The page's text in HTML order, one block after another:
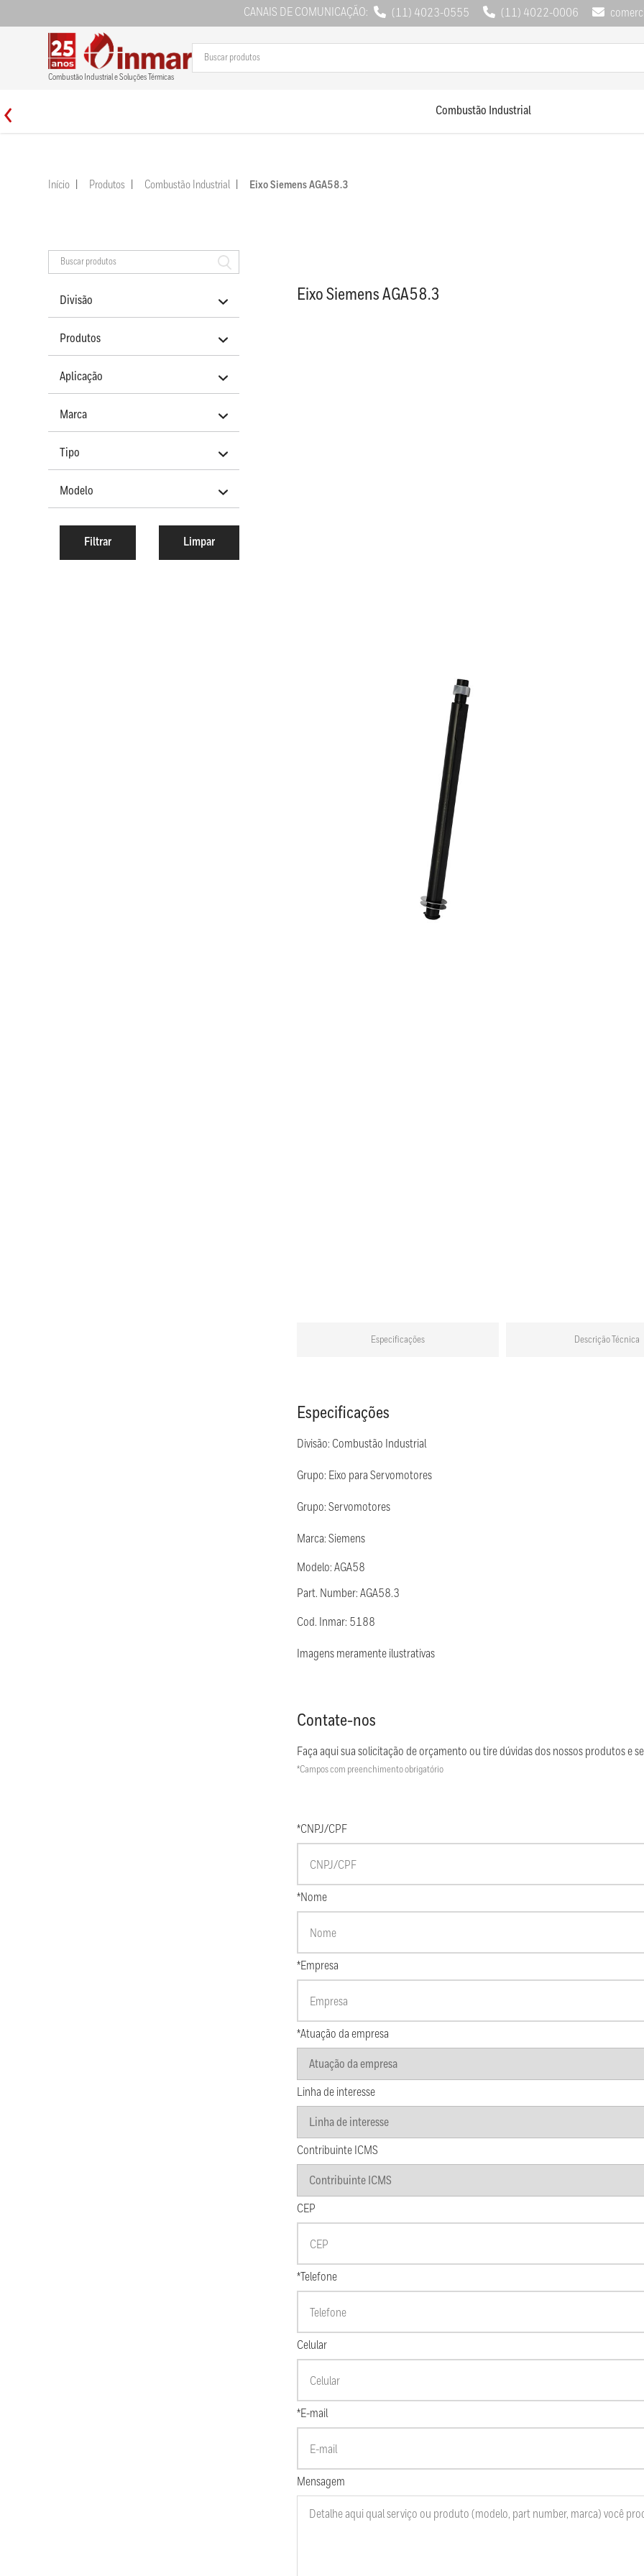
CANAIS DE COMUNICAÇÃO: (11) 4023-0555 (11) 4022-0006
Combustão Industrial e Soluções Térmicas
Combustão Industrial
Início Produtos Combustão Industrial Eixo Siemens AGA58.3
Divisão
Produtos
Aplicação
Marca
Tipo
Modelo
Eixo Siemens AGA58.3
Especificações Descrição Técnica
Especificações
Divisão: Combustão Industrial
Grupo: Eixo para Servomotores
Grupo: Servomotores
Marca: Siemens
Modelo: AGA58
Part. Number: AGA58.3
Cod. Inmar: 5188
Imagens meramente ilustrativas
Contate-nos
Faça aqui sua solicitação de orçamento ou tire dúvidas dos nossos produtos e
*Campos com preenchimento obrigatório
*CNPJ/CPF
*Nome
*Empresa
*Atuação da empresa
Linha de interesse
Contribuinte ICMS
CEP
*Telefone
Celular
*E-mail
Mensagem